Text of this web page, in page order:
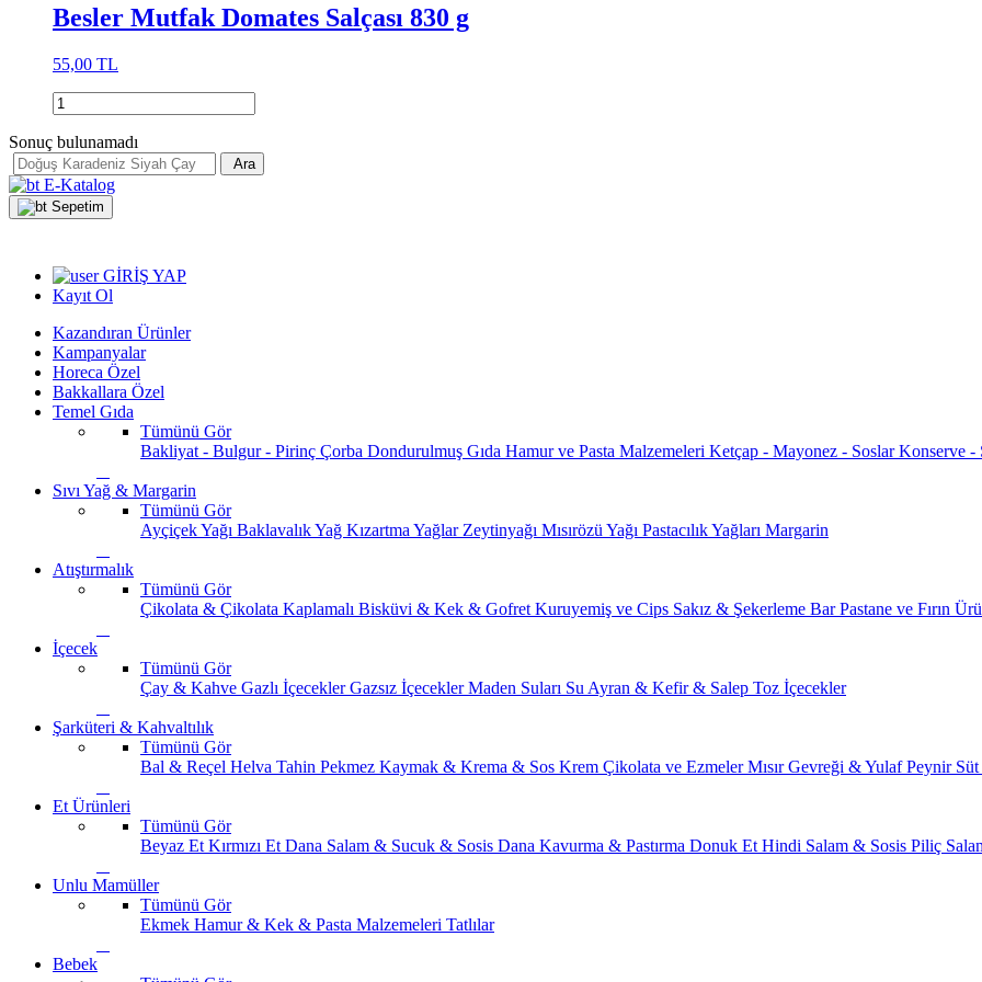
Besler Mutfak Domates Salçası 830 g
55,00 TL
Sonuç bulunamadı
Ara
E-Katalog
Sepetim
GİRİŞ YAP
Kayıt Ol
Kazandıran Ürünler
Kampanyalar
Horeca Özel
Bakkallara Özel
Temel Gıda
Tümünü Gör
Bakliyat - Bulgur - Pirinç Çorba Dondurulmuş Gıda Hamur ve Pasta Malzemeleri Ketçap - Mayonez - SoslarKonserve -
Sıvı Yağ & Margarin
Tümünü Gör
Ayçiçek Yağı Baklavalık Yağ Kızartma Yağlar Zeytinyağı Mısırözü Yağı Pastacılık Yağları Margarin
Atıştırmalık
Tümünü Gör
Çikolata & Çikolata Kaplamalı Bisküvi & Kek & Gofret Kuruyemiş ve Cips Sakız & Şekerleme BarPastane ve Fırın
İçecek
Tümünü Gör
Çay & Kahve Gazlı İçeceklerGazsız İçeceklerMaden Suları Su Ayran & Kefir & Salep Toz İçecekler
Şarküteri & Kahvaltılık
Tümünü Gör
Bal & Reçel Helva Tahin Pekmez Kaymak & Krema & Sos Krem Çikolata ve EzmelerMısır Gevreği & YulafPeynir
Et Ürünleri
Tümünü Gör
Beyaz Et Kırmızı Et Dana Salam & Sucuk & Sosis Dana Kavurma & Pastırma Donuk Et Hindi Salam & Sosis Piliç
Unlu Mamüller
Tümünü Gör
Ekmek Hamur & Kek & Pasta Malzemeleri Tatlılar
Bebek